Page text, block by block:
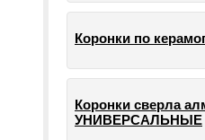
Коронки по
Коронки сверла
УНИВЕРСАЛЬНЫЕ